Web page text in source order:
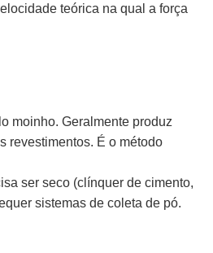
teórica na qual a força
moinho. Geralmente produz
revestimentos. É o método
ser seco (clínquer de cimento,
sistemas de coleta de pó.